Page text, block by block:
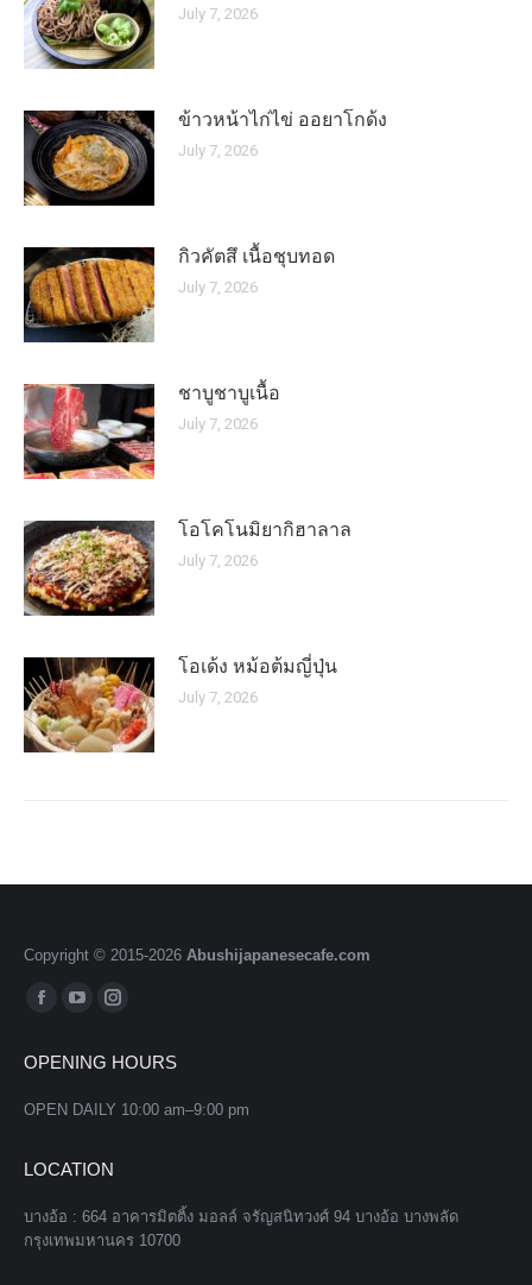
July 7, 2026
ข้าวหน้าไก่ไข่ ออยาโกด้ง
July 7, 2026
กิวคัตสึ เนื้อชุบทอด
July 7, 2026
ชาบูชาบูเนื้อ
July 7, 2026
โอโคโนมิยากิฮาลาล
July 7, 2026
โอเด้ง หม้อต้มญี่ปุ่น
July 7, 2026
Copyright © 2015-2026 Abushijapanesecafe.com
Find us on:
Facebook
opens
in
window
YouTube
opens
in
window
Instagram
opens
in
window
OPENING HOURS
OPEN DAILY 10:00 am–9:00 pm
LOCATION
บางอ้อ : 664 อาคารมิตติ้ง มอลล์ จรัญสนิทวงศ์ 94 บางอ้อ บางพลัด
กรุงเทพมหานคร 10700